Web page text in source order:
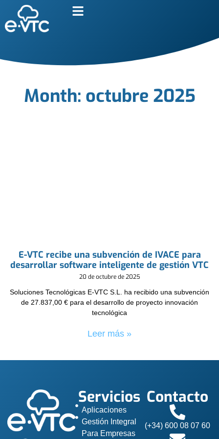
Month: octubre 2025
E-VTC recibe una subvención de IVACE para
desarrollar software inteligente de gestión VTC
20 de octubre de 2025
Soluciones Tecnológicas E-VTC S.L. ha recibido una subvención
de 27.837,00 € para el desarrollo de proyecto innovación
tecnológica
Leer más »
Servicios
Aplicaciones
Gestión Integral
Para Empresas
Contacto
(+34) 600 08 07 60